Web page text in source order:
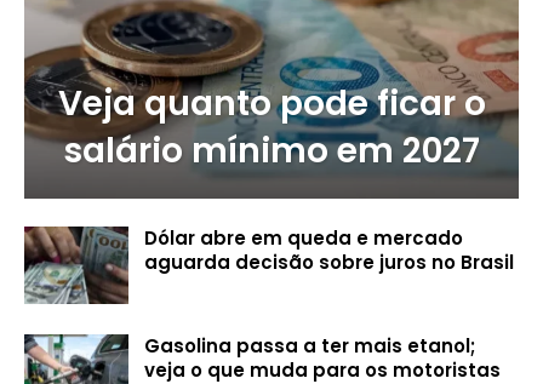
Veja quanto pode ficar o
salário mínimo em 2027
Dólar abre em queda e mercado
aguarda decisão sobre juros no Brasil
Gasolina passa a ter mais etanol;
veja o que muda para os motoristas